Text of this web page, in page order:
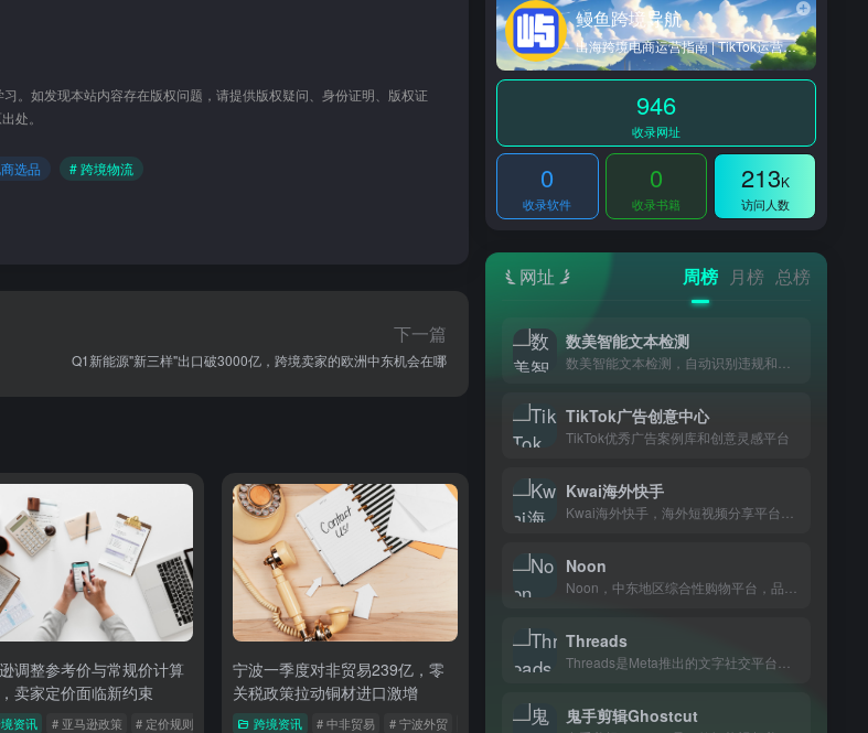
。如发现本站内容存在版权问题，请提供版权疑问、身份证明、版权证
处。
选品 # 跨境物流
下一篇
Q1新能源"新三样"出口破3000亿，跨境卖家的欧洲中东机会在哪
调整参考价与常规价计算
卖家定价面临新约束
资讯 # 亚马逊政策 # 定价规则 # 参考价
宁波一季度对非贸易239亿，零
关税政策拉动铜材进口激增
跨境资讯 # 中非贸易 # 宁波外贸 # 铜材进口
鳗鱼跨境导航
出海跨境电商运营指南 | TikTok运营都用的跨境导航
946
收录网址
0
收录软件
0
收录书籍
213K
访问人数
网址 周榜 月榜 总榜
数美智能文本检测
TikTok广告创意中心
TikTok优秀广告案例库和创意灵感平台
Kwai海外快手
Noon
Threads
鬼手剪辑Ghostcut